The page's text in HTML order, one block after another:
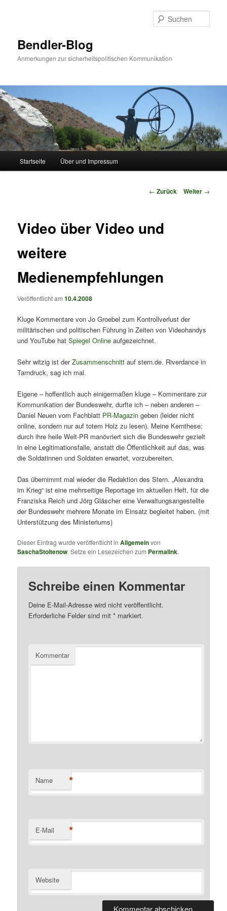
Bendler-Blog
Anmerkungen zur sicherheitspolitischen Kommunikation
Startseite Über und Impressum
Beitrags-
← Zurück Weiter →
Video über Video und
weitere
Medienempfehlungen
Veröffentlicht am10.4.2008
Kluge Kommentare von Jo Groebel zum Kontrollverlust der
militärischen und politischen Führung in Zeiten von Videohandys
und YouTube hatSpiegel Online aufgezeichnet.
Sehr witzig ist derZusammenschnitt auf stern.de. Riverdance in
Tarndruck, sag ich mal.
Eigene – hoffentlich auch einigermaßen kluge – Kommentare zur
Kommunikation der Bundeswehr, durfte ich – neben anderen –
Daniel Neuen vom Fachblatt PR-Magazin geben (leider nicht
online, sondern nur auf totem Holz zu lesen). Meine Kernthese:
durch ihre heile Welt-PR manövriert sich die Bundeswehr gezielt
in eine Legitimationsfalle, anstatt die Öffentlichkeit auf das, was
die Soldatinnen und Soldaten erwartet, vorzubereiten.
Das übernimmt mal wieder die Redaktion des Stern. „Alexandra
im Krieg“ ist eine mehrseitige Reportage im aktuellen Heft, für die
Franziska Reich und Jörg Gläscher eine Verwaltungsangestellte
der Bundeswehr mehrere Monate im Einsatz begleitet haben. (mit
Unterstützung des Ministeriums)
Dieser Eintrag wurde veröffentlicht inAllgemeinvon
SaschaStoltenow. Setze ein Lesezeichen zum Permalink.
Schreibe einen Kommentar
Deine E-Mail-Adresse wird nicht veröffentlicht.
Erforderliche Felder sind mit* markiert.
Kommentar
Name *
E-Mail *
Website